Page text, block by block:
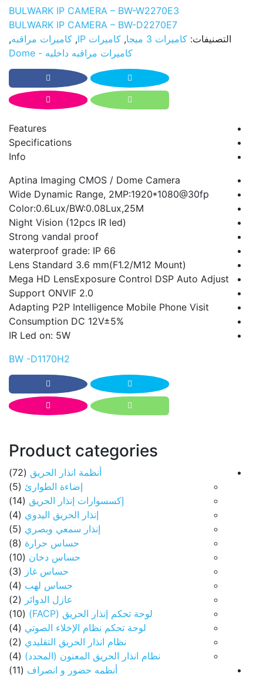
BULWARK IP CAMERA – BW-W2270E3
BULWARK IP CAMERA – BW-D2270E7
التصنيفات: كاميرات 3 ميجا , كاميرات IP , كاميرات مراقبه,
كاميرات مراقبه داخليه - Dome
Features
Specifications
Info
Aptina Imaging CMOS / Dome Camera
Wide Dynamic Range, 2MP:1920*1080@30fp
Color:0.6Lux/BW:0.08Lux,25M
Night Vision (12pcs IR led)
Strong vandal proof
waterproof grade: IP 66
Lens Standard 3.6 mm(F1.2/M12 Mount)
Mega HD LensExposure Control DSP Auto Adjust
Support ONVIF 2.0
Adapting P2P Intelligence Mobile Phone Visit
Consumption DC 12V±5%
IR Led on: 5W
BW -D1170H2
Product categories
أنظمة انذار الحريق (72)
إضاءة الطوارئ (5)
إكسسوارات إنذار الحريق (14)
إنذار الحريق اليدوي (4)
إنذار سمعي وبصري (5)
حساس حرارة (8)
حساس دخان (10)
حساس غاز (3)
حساس لهب (4)
عازل الدوائر (2)
لوحة تحكم إنذار الحريق (FACP)
(10)
لوحة تحكم نظام الإخلاء الصوتي (4)
نظام انذار الحريق التقليدي (2)
نظام انذار الحريق المعنون (المحدد) (4)
أنظمه حضور و انصراف (11)